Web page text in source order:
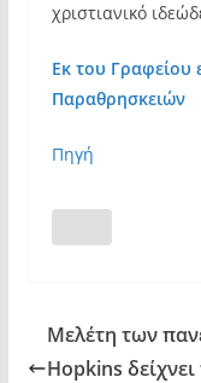
χριστιανικό
Εκ του Γραφείου
Παραθρησκειών
Πηγή
Μελέτη των
Hopkins